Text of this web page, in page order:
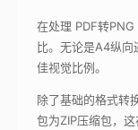
在处理 PDF转
比。无论是A4纵
佳视觉比例。
除了基础的格式转
包为ZIP压缩包，